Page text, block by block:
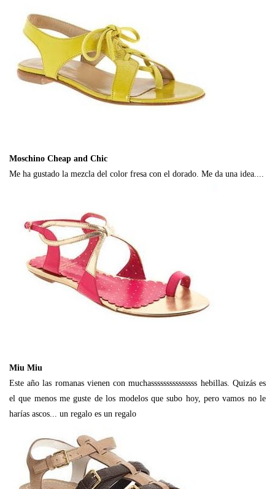
Moschino Cheap and Chic
Me ha gustado la mezcla del color fresa con el dorado. Me da una idea....
Miu Miu
Este año las romanas vienen con muchasssssssssssssss hebillas. Quizás es
el que menos me guste de los modelos que subo hoy, pero vamos no le
harías ascos... un regalo es un regalo